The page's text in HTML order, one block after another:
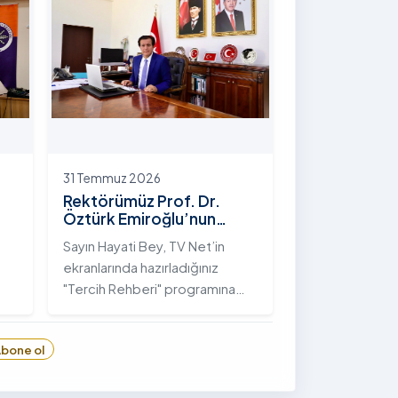
hayata geçirilen "İstifli Taş
Tahkimatı" projesi titizlikle
tamamlandı.
31 Temmuz 2026
Rektörümüz Prof. Dr.
Öztürk Emiroğlu’nun
"Tercih Rehberi"
Programındaki Röportajı
Sayın Hayati Bey, TV Net’in
ekranlarında hazırladığınız
"Tercih Rehberi" programına
ol